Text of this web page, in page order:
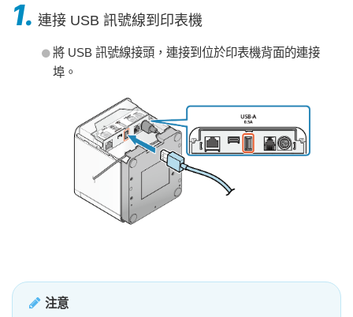
1. 連接 USB 訊號線到印表機
將 USB 訊號線接頭，連接到位於印表機背面的連接
埠。
注意